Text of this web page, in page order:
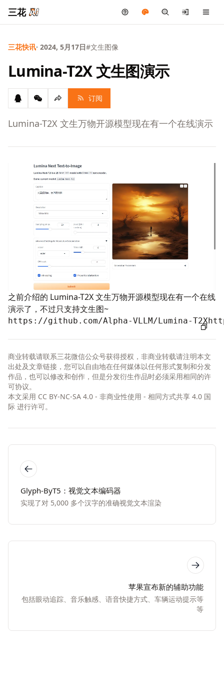
三花
三花快讯· 2024, 5月17日#文生图像
Lumina-T2X 文生图演示
订阅
Lumina-T2X 文生万物开源模型现在有一个在线演示
之前介绍的 Lumina-T2X 文生万物开源模型现在有一个在线
演示了，不过只支持文生图~
https://github.com/Alpha-VLLM/Lumina-T2X
商业转载请联系三花微信公众号获得授权，非商业转载请注明本文
出处及文章链接，您可以自由地在任何媒体以任何形式复制和分发
作品，也可以修改和创作，但是分发衍生作品时必须采用相同的许
可协议。
本文采用 CC BY-NC-SA 4.0 - 非商业性使用 - 相同方式共享 4.0 国
际 进行许可。
Glyph-ByT5：视觉文本编码器
实现了对 5,000 多个汉字的准确视觉文本渲染
苹果宣布新的辅助功能
包括眼动追踪、音乐触感、语音快捷方式、车辆运动提示等
等